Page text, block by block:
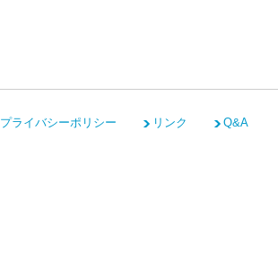
プライバシーポリシー リンク Q&A